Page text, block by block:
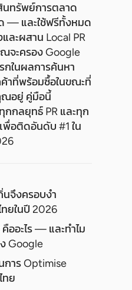
นทรัพย์การตลาด
— และใช้ฟรีทั้งหมด
ละผสาน Local PR
จะครอง Google
กในผลการค้นหา
าที่พร้อมซื้อในขณะที่
ณอยู่ คู่มือนี้
กลยุทธ์ PR และทุก
อติดอันดับ #1 ใน
นจึงครอบงำ
ยในปี 2026
ออะไร — และทำไม
Google
าร Optimise
ทย